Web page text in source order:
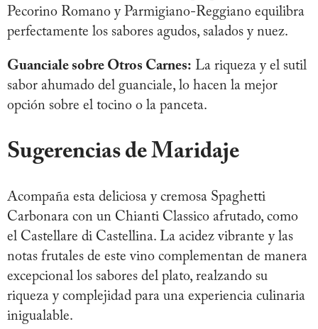
Pecorino Romano y Parmigiano-Reggiano equilibra
perfectamente los sabores agudos, salados y nuez.
Guanciale sobre Otros Carnes: La riqueza y el sutil
sabor ahumado del guanciale, lo hacen la mejor
opción sobre el tocino o la panceta.
Sugerencias de Maridaje
Acompaña esta deliciosa y cremosa Spaghetti
Carbonara con un Chianti Classico afrutado, como
el Castellare di Castellina. La acidez vibrante y las
notas frutales de este vino complementan de manera
excepcional los sabores del plato, realzando su
riqueza y complejidad para una experiencia culinaria
inigualable.